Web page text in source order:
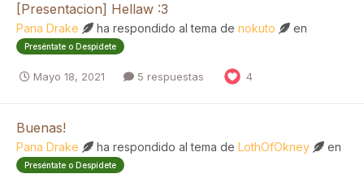
[Presentacion] Hellaw :3
Pana Drake ha respondido al tema de nokuto en
Preséntate o Despídete
Mayo 18, 2021 5 respuestas 4
Buenas!
Pana Drake ha respondido al tema de LothOfOkney en
Preséntate o Despídete